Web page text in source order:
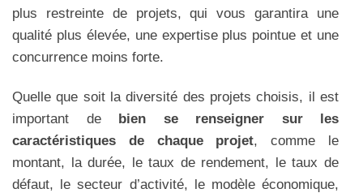
plus restreinte de projets, qui vous garantira une
qualité plus élevée, une expertise plus pointue et une
concurrence moins forte.
Quelle que soit la diversité des projets choisis, il est
important de bien se renseigner sur les
caractéristiques de chaque projet, comme le
montant, la durée, le taux de rendement, le taux de
défaut, le secteur d’activité, le modèle économique,